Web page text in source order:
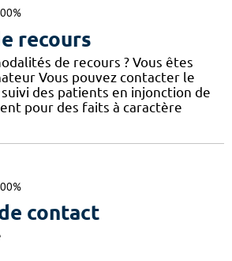
recours
de recours ? Vous êtes
Vous pouvez contacter le
suivi des patients en injonction de
pour des faits à caractère
contact